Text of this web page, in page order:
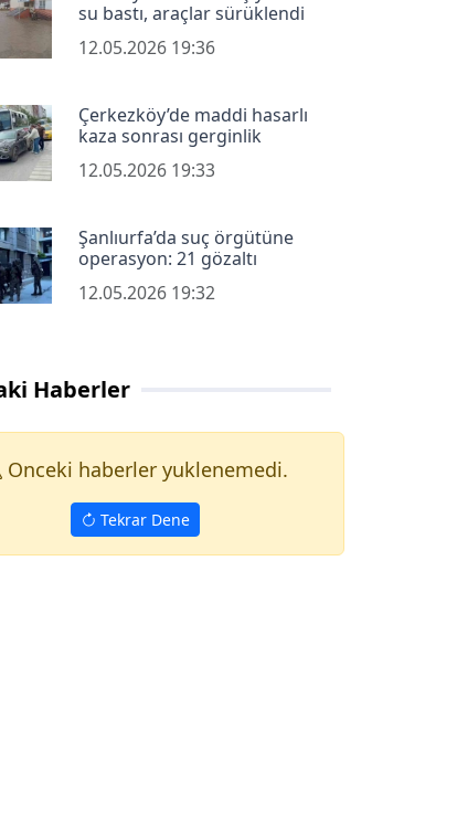
su bastı, araçlar sürüklendi
12.05.2026 19:36
Çerkezköy’de maddi hasarlı
kaza sonrası gerginlik
12.05.2026 19:33
Şanlıurfa’da suç örgütüne
operasyon: 21 gözaltı
12.05.2026 19:32
Haberler
Onceki haberler yuklenemedi.
Tekrar Dene